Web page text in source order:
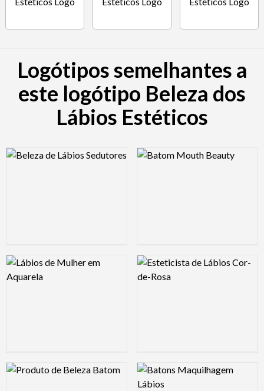
Logótipos semelhantes a
este logótipo Beleza dos
Lábios Estéticos
Logo Preview Image Logo Preview Image
Logo Preview Image Logo Preview Image
Logo Preview Image Logo Preview Image